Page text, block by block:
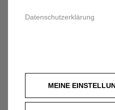
Datenschutzerklärung
MEINE